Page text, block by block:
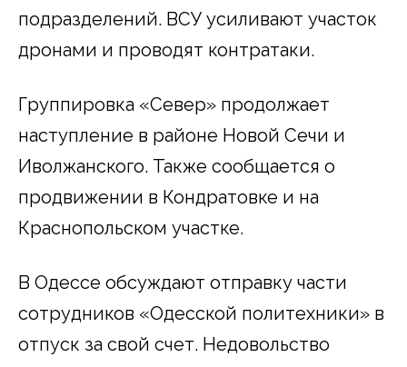
подразделений. ВСУ усиливают участок
дронами и проводят контратаки.
Группировка «Север» продолжает
наступление в районе Новой Сечи и
Иволжанского. Также сообщается о
продвижении в Кондратовке и на
Краснопольском участке.
В Одессе обсуждают отправку части
сотрудников «Одесской политехники» в
отпуск за свой счет. Недовольство